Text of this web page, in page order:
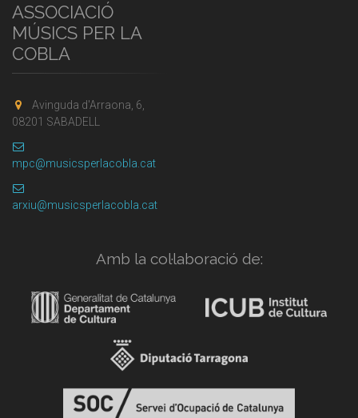
ASSOCIACIÓ
MÚSICS PER LA
COBLA
Avinguda d'Arraona, 6,
08201 SABADELL
mpc@musicsperlacobla.cat
arxiu@musicsperlacobla.cat
Amb la col·laboració de: